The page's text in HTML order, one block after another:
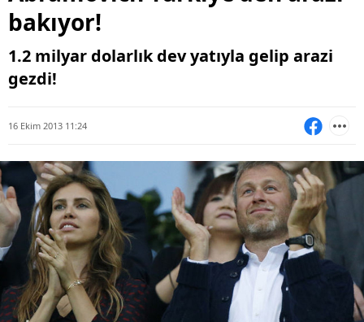
bakıyor!
1.2 milyar dolarlık dev yatıyla gelip arazi
gezdi!
16 Ekim 2013 11:24